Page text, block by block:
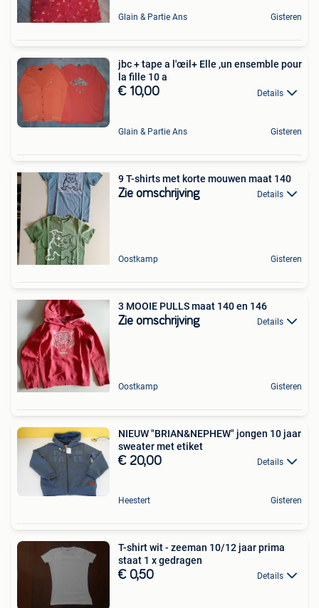
Glain & Partie Ans Gisteren
jbc + tape a l'œil+ Elle ,un ensemble pour
la fille 10 a
€ 10,00 Details
Glain & Partie Ans Gisteren
9 T-shirts met korte mouwen maat 140
Zie omschrijving Details
Oostkamp Gisteren
3 MOOIE PULLS maat 140 en 146
Zie omschrijving Details
Oostkamp Gisteren
NIEUW "BRIAN&NEPHEW" jongen 10 jaar
sweater met etiket
€ 20,00 Details
Heestert Gisteren
T-shirt wit - zeeman 10/12 jaar prima
staat 1 x gedragen
€ 0,50 Details